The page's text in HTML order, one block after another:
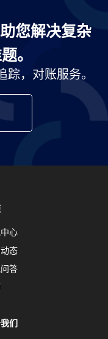
您解决复杂
。
，对账服务。
心
态
答
们